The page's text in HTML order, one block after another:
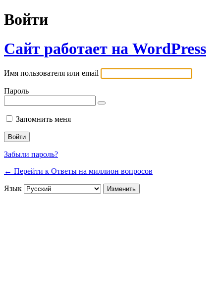
Войти
Сайт работает на WordPress
Имя пользователя или email
Пароль
Запомнить меня
Забыли пароль?
← Перейти к Ответы на миллион вопросов
Язык